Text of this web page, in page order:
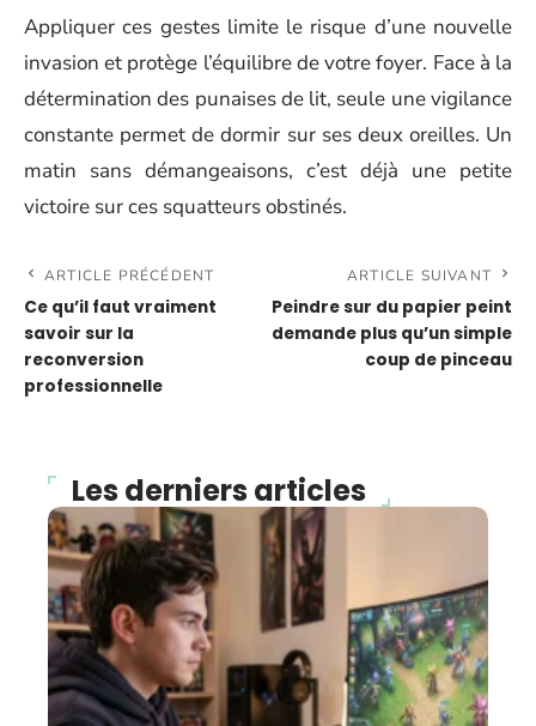
Appliquer ces gestes limite le risque d’une nouvelle
invasion et protège l’équilibre de votre foyer. Face à la
détermination des punaises de lit, seule une vigilance
constante permet de dormir sur ses deux oreilles. Un
matin sans démangeaisons, c’est déjà une petite
victoire sur ces squatteurs obstinés.
ARTICLE PRÉCÉDENT
Ce qu’il faut vraiment
savoir sur la
reconversion
professionnelle
ARTICLE SUIVANT
Peindre sur du papier peint
demande plus qu’un simple
coup de pinceau
Les derniers articles